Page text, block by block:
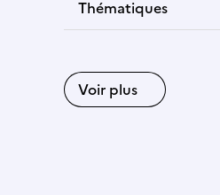
Thématiques
Voir plus